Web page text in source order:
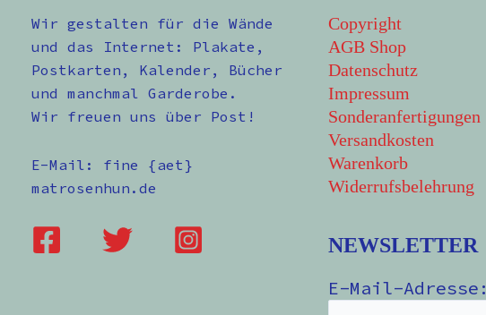
Wir gestalten für die Wände
und das Internet: Plakate,
Postkarten, Kalender, Bücher
und manchmal Garderobe.
Wir freuen uns über Post!
E-Mail: fine {aet}
matrosenhun.de
Copyright
AGB Shop
Datenschutz
Impressum
Sonderanfertigungen
Versandkosten
Warenkorb
Widerrufsbelehrung
NEWSLETTER
E-Mail-Adresse: